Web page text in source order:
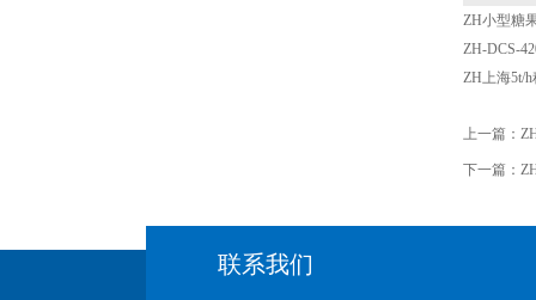
ZH小型糖
ZH-DCS-
ZH上海5t/
上一篇：
下一篇：
联系我们